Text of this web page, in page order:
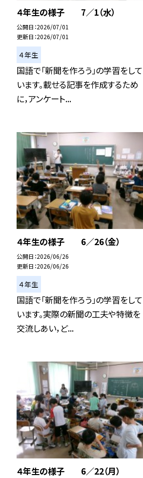
４年生の様子 7／1（水）
公開日 2026/07/01
更新日 2026/07/01
４年生
国語で「新聞を作ろう」の学習をして
います。載せる記事を作成するため
に，アンケート...
４年生の様子 6／26（金）
公開日 2026/06/26
更新日 2026/06/26
４年生
国語で「新聞を作ろう」の学習をして
います。実際の新聞の工夫や特徴を
交流しあい，ど...
４年生の様子 6／22（月）